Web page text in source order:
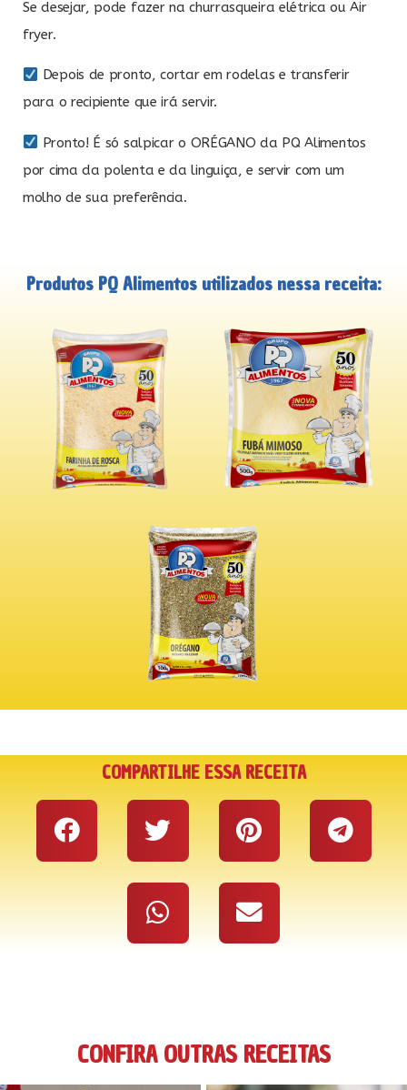
Se desejar, pode fazer na churrasqueira elétrica ou Air
fryer.
Depois de pronto, cortar em rodelas e transferir
para o recipiente que irá servir.
Pronto! É só salpicar o ORÉGANO da PQ Alimentos
por cima da polenta e da linguiça, e servir com um
molho de sua preferência.
Produtos PQ Alimentos utilizados nessa receita:
COMPARTILHE ESSA RECEITA
CONFIRA OUTRAS RECEITAS